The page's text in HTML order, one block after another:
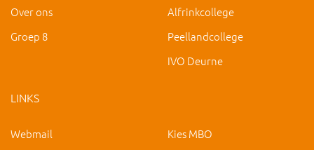
Over ons
Groep 8
Alfrinkcollege
Peellandcollege
IVO Deurne
LINKS
Webmail
Kies MBO